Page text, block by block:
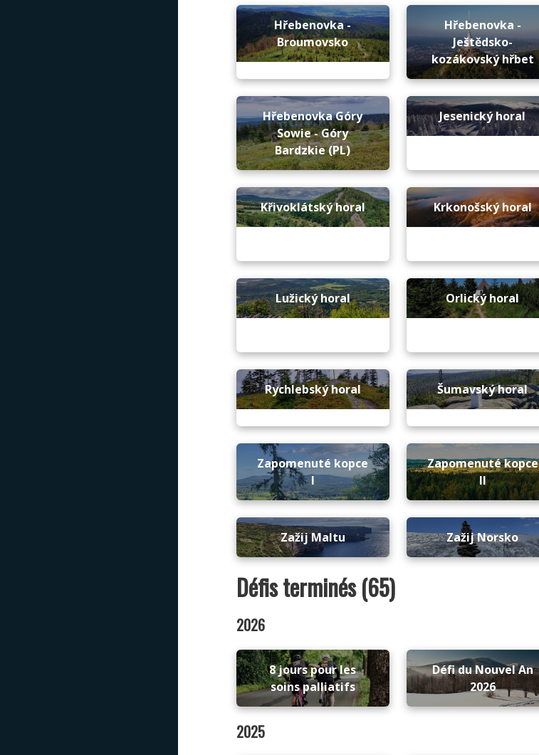
Hřebenovka -
Broumovsko
Hřebenovka -
Ještědsko-
kozákovský hřbet
Hřebenovka Góry
Sowie - Góry
Bardzkie (PL)
Jesenický horal
Křivoklátský horal Krkonošský horal
Lužický horal Orlický horal
Rychlebský horal Šumavský horal
Zapomenuté kopce
I
Zapomenuté kopce
II
Zažij Maltu Zažij Norsko
Défis terminés (65)
2026
8 jours pour les
soins palliatifs
Défi du Nouvel An
2026
2025